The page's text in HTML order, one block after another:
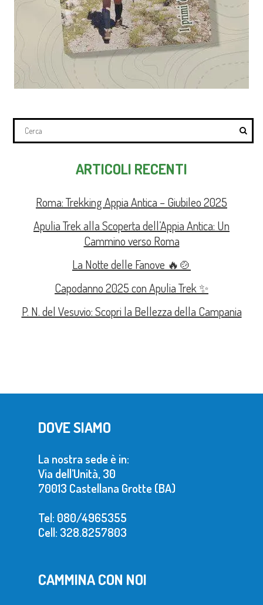
ARTICOLI RECENTI
Roma: Trekking Appia Antica – Giubileo 2025
Apulia Trek alla Scoperta dell’Appia Antica: Un
Cammino verso Roma
La Notte delle Fanove 🔥🍲
Capodanno 2025 con Apulia Trek ✨
P. N. del Vesuvio: Scopri la Bellezza della Campania
DOVE SIAMO
La nostra sede è in:
Via dell’Unità, 30
70013 Castellana Grotte (BA)
Tel: 080/4965355
Cell: 328.8257803
CAMMINA CON NOI